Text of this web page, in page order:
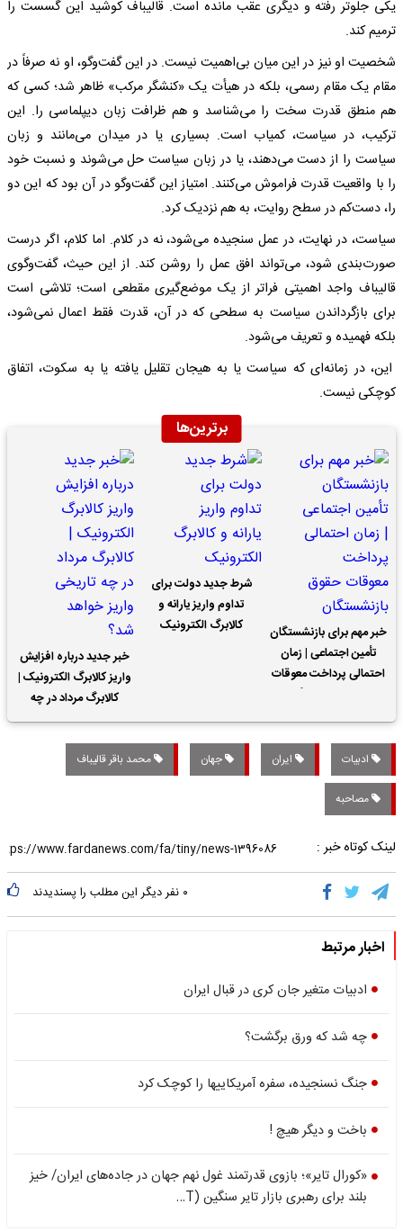
یکی جلوتر رفته و دیگری عقب مانده است. قالیباف کوشید این گسست را
ترمیم کند.
شخصیت او نیز در این میان بی‌اهمیت نیست. در این گفت‌وگو، او نه صرفاً در
مقام یک مقام رسمی، بلکه در هیأت یک «کنشگر مرکب» ظاهر شد؛ کسی که
هم منطق قدرت سخت را می‌شناسد و هم ظرافت زبان دیپلماسی را. این
ترکیب، در سیاست، کمیاب است. بسیاری یا در میدان می‌مانند و زبان
سیاست را از دست می‌دهند، یا در زبان سیاست حل می‌شوند و نسبت خود
را با واقعیت قدرت فراموش می‌کنند. امتیاز این گفت‌وگو در آن بود که این دو
را، دست‌کم در سطح روایت، به هم نزدیک کرد.
سیاست، در نهایت، در عمل سنجیده می‌شود، نه در کلام. اما کلام، اگر درست
صورت‌بندی شود، می‌تواند افق عمل را روشن کند. از این حیث، گفت‌وگوی
قالیباف واجد اهمیتی فراتر از یک موضع‌گیری مقطعی است؛ تلاشی است
برای بازگرداندن سیاست به سطحی که در آن، قدرت فقط اعمال نمی‌شود،
بلکه فهمیده و تعریف می‌شود.
این، در زمانه‌ای که سیاست یا به هیجان تقلیل یافته یا به سکوت، اتفاق
کوچکی نیست.
برترین‌ها
خبر مهم برای بازنشستگان
تأمین اجتماعی | زمان
احتمالی پرداخت معوقات
شرط جدید دولت برای
تداوم واریز یارانه و
کالابرگ الکترونیک
خبر جدید درباره افزایش
واریز کالابرگ الکترونیک |
کالابرگ مرداد در چه
تاریخی واریز خواهد شد؟
ادبیات ایران جهان محمد باقر قالیباف
مصاحبه
لینک کوتاه خبر :
۰ نفر دیگر این مطلب را پسندیدند
اخبار مرتبط
ادبیات متغیر جان کری در قبال ایران
چه شد که ورق برگشت؟
جنگ نسنجیده، سفره آمریکاییها را کوچک کرد
باخت و دیگر هیچ !
«کورال تایر»؛ بازوی قدرتمند غول نهم جهان در جاده‌های ایران/ خیز
بلند برای رهبری بازار تایر سنگین (T…